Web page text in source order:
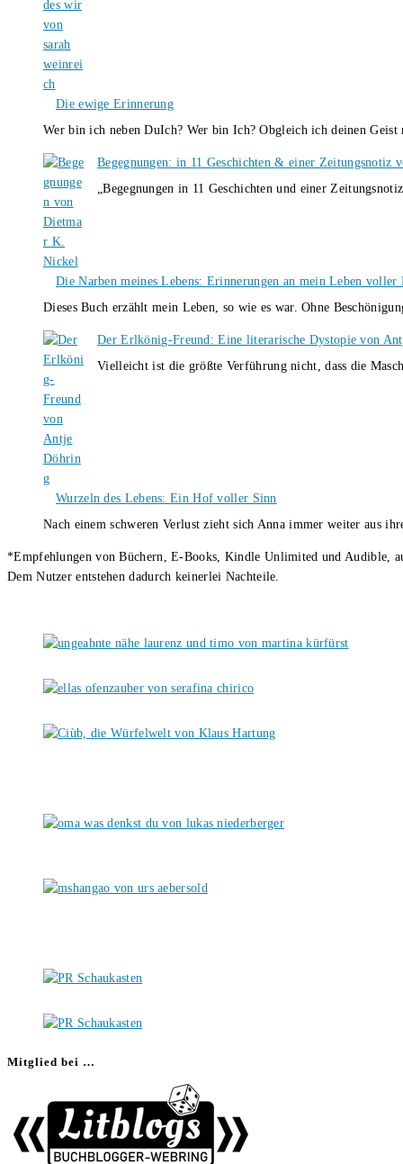
Die ewige Erinnerung
Wer bin ich neben DuIch? Wer bin Ich? Obgleich ich deinen
Begegnungen: in 11 Geschichten & einer Zeitungsnotiz
„Begegnungen in 11 Geschichten und einer
Die Narben meines Lebens: Erinnerungen an mein Leben
Dieses Buch erzählt mein Leben, so wie es war. Ohne
Der Erlkönig-Freund: Eine literarische Dystopie von
Vielleicht ist die größte Verführung nicht, dass die
Wurzeln des Lebens: Ein Hof voller Sinn
Nach einem schweren Verlust zieht sich Anna immer weiter aus
*Empfehlungen von Büchern, E-Books, Kindle Unlimited und Audible,
Dem Nutzer entstehen dadurch keinerlei Nachteile.
Mitglied bei …